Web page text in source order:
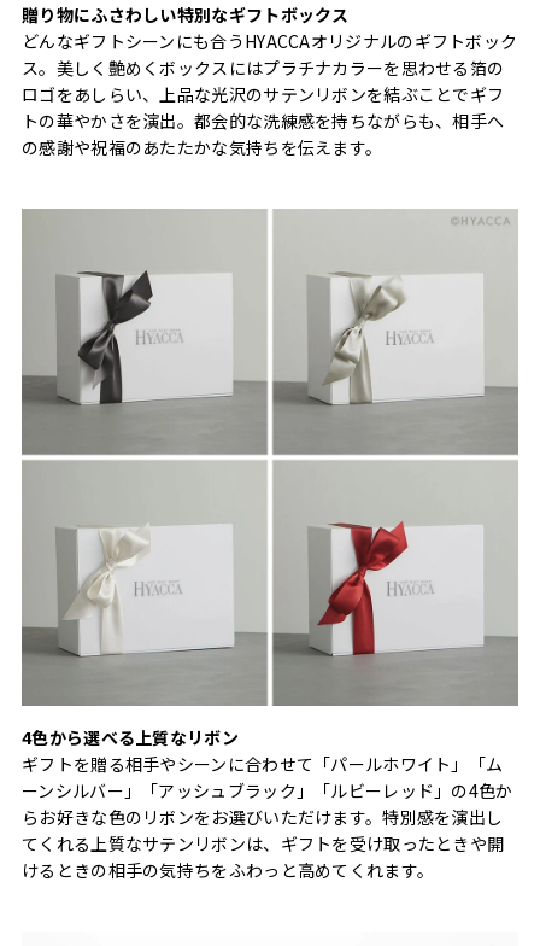
贈り物にふさわしい特別なギフトボックス
どんなギフトシーンにも合うHYACCAオリジナルのギフトボック
ス。美しく艶めくボックスにはプラチナカラーを思わせる箔の
ロゴをあしらい、上品な光沢のサテンリボンを結ぶことでギフ
トの華やかさを演出。都会的な洗練感を持ちながらも、相手へ
の感謝や祝福のあたたかな気持ちを伝えます。
4色から選べる上質なリボン
ギフトを贈る相手やシーンに合わせて「パールホワイト」「ム
ーンシルバー」「アッシュブラック」「ルビーレッド」の4色か
らお好きな色のリボンをお選びいただけます。特別感を演出し
てくれる上質なサテンリボンは、ギフトを受け取ったときや開
けるときの相手の気持ちをふわっと高めてくれます。